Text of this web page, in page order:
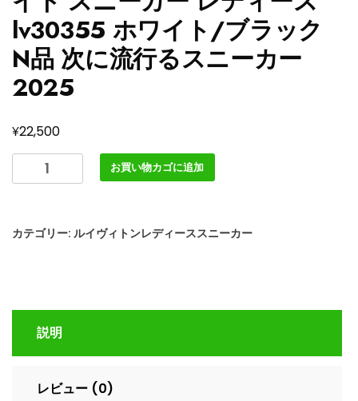
lv30355 ホワイト/ブラック
N品 次に流行るスニーカー
2025
¥22,500
イ
ト
ア
ク
お買い物カゴに追加
カテゴリー: ルイヴィトンレディーススニーカー
説明
レビュー (0)